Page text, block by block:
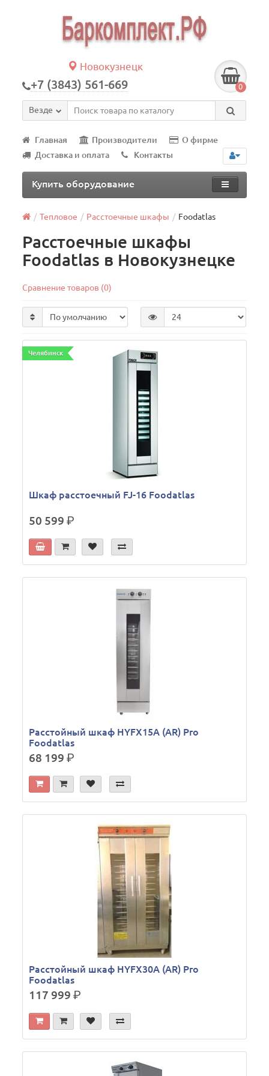
Новокузнецк
+7 (3843) 561-669 0
Везде
Главная Производители
О фирме
Доставка и оплата
Контакты
Купить оборудование
Тепловое Расстоечные шкафы Foodatlas
Расстоечные шкафы
Foodatlas в Новокузнецке
Сравнение товаров (0)
Челябинск
Шкаф расстоечный FJ-16 Foodatlas
50 599р.
Расстойный шкаф HYFX15A (AR) Pro
Foodatlas
68 199р.
Расстойный шкаф HYFX30А (AR) Pro
Foodatlas
117 999р.